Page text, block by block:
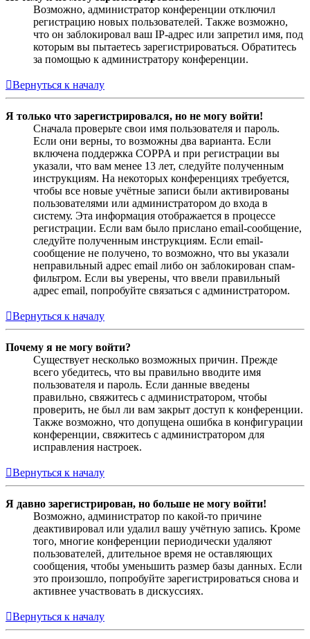
Возможно, администратор конференции отключил
регистрацию новых пользователей. Также возможно,
что он заблокировал ваш IP-адрес или запретил имя, под
которым вы пытаетесь зарегистрироваться. Обратитесь
за помощью к администратору конференции.
Вернуться к началу
Я только что зарегистрировался, но не могу войти!
Сначала проверьте свои имя пользователя и пароль.
Если они верны, то возможны два варианта. Если
включена поддержка COPPA и при регистрации вы
указали, что вам менее 13 лет, следуйте полученным
инструкциям. На некоторых конференциях требуется,
чтобы все новые учётные записи были активированы
пользователями или администратором до входа в
систему. Эта информация отображается в процессе
регистрации. Если вам было прислано email-сообщение,
следуйте полученным инструкциям. Если email-
сообщение не получено, то возможно, что вы указали
неправильный адрес email либо он заблокирован спам-
фильтром. Если вы уверены, что ввели правильный
адрес email, попробуйте связаться с администратором.
Вернуться к началу
Почему я не могу войти?
Существует несколько возможных причин. Прежде
всего убедитесь, что вы правильно вводите имя
пользователя и пароль. Если данные введены
правильно, свяжитесь с администратором, чтобы
проверить, не был ли вам закрыт доступ к конференции.
Также возможно, что допущена ошибка в конфигурации
конференции, свяжитесь с администратором для
исправления настроек.
Вернуться к началу
Я давно зарегистрирован, но больше не могу войти!
Возможно, администратор по какой-то причине
деактивировал или удалил вашу учётную запись. Кроме
того, многие конференции периодически удаляют
пользователей, длительное время не оставляющих
сообщения, чтобы уменьшить размер базы данных. Если
это произошло, попробуйте зарегистрироваться снова и
активнее участвовать в дискуссиях.
Вернуться к началу